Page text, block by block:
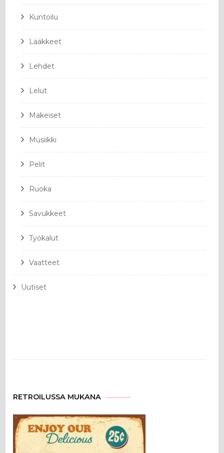
Kuntoilu
Lääkkeet
Lehdet
Lelut
Makeiset
Musiikki
Pelit
Ruoka
Savukkeet
Työkalut
Vaatteet
Uutiset
RETROILUSSA MUKANA